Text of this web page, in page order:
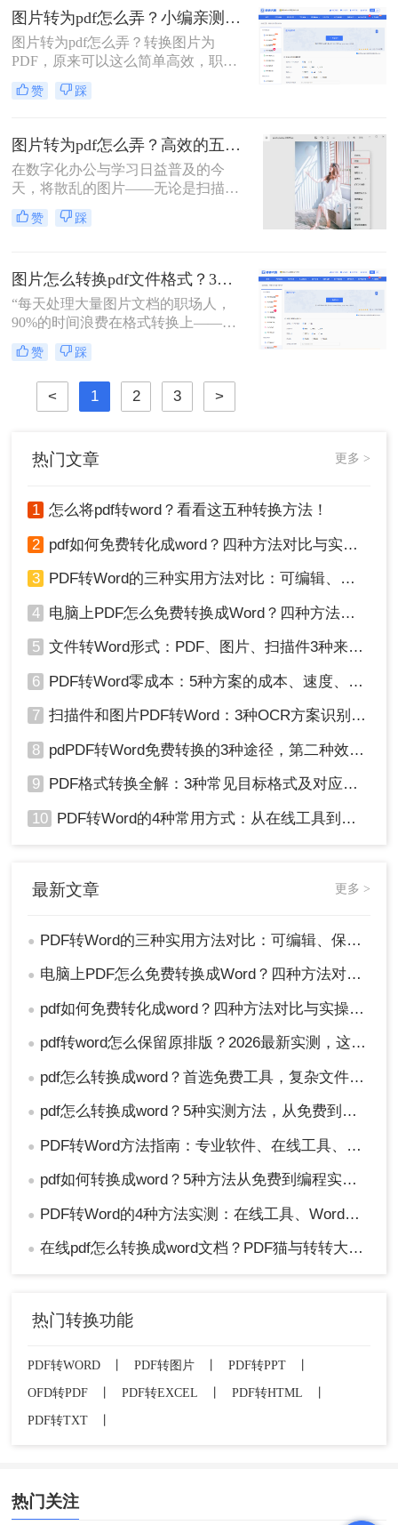
全性。那么图片转为pdf怎么弄呢？本
文将介绍三种将图片转换为PDF的方
法。
图片转为pdf怎么弄？小编亲测5种实用方法，告别繁琐操作！
图片转为pdf怎么弄？转换图片为
PDF，原来可以这么简单高效，职场
效率提升从此触手可及！“一张图片
秒变PDF文档？是的，你没听错！”作
主，小编深知职场办公人群对高效转
换工具的渴求，今天就分享超实用方
法，帮你轻松解决图片转pdf难题。
赞 踩
图片转为pdf怎么弄？高效的五大方法详解！
在数字化办公与学习日益普及的今
天，将散乱的图片——无论是扫描的
文档、手机拍摄的笔记，还是珍贵的
照片——整合成一个统一的PDF文
定、易于传输和打印的优点，成为了
文档分发的标准格式。然而，面对网
络上琳琅满目的工具和方法，许多人
弄呢？
赞 踩
图片怎么转换pdf文件格式？3种高效方法全解析，职场人必备技能！
“每天处理大量图片文档的职场人，
90%的时间浪费在格式转换上——这
不是技术问题，而是方法误区。” 作
为深耕办公软件测评多年的博主，小
编发现许多用户仍在用截图拼接的原
始方式处理图片转PDF需求。那么图
片怎么转换pdf文件格式呢？本文将揭
据帮你突破效率瓶颈。
赞 踩
< 1 2 3 >
热门文章 更多 >
1 怎么将pdf转word？看看这五种转换方法！
2 pdf如何免费转化成word？四种方法对比与实操指南（附详细表格）
3 PDF转Word的三种实用方法对比：可编辑、保格式、避风险！
4 电脑上PDF怎么免费转换成Word？四种方法对比与实操指南（附详细表格）!
5 文件转Word形式：PDF、图片、扫描件3种来源分别怎么处理！
6 PDF转Word零成本：5种方案的成本、速度、精度对比！
7 扫描件和图片PDF转Word：3种OCR方案识别率实测！
8 pdPDF转Word免费转换的3种途径，第二种效率最高！
9 PDF格式转换全解：3种常见目标格式及对应操作方法！
10 PDF转Word的4种常用方式：从在线工具到桌面软件全梳理！
最新文章 更多 >
● PDF转Word的三种实用方法对比：可编辑、保格式、避风险！
● 电脑上PDF怎么免费转换成Word？四种方法对比与实操指南（附详细表格）!
● pdf如何免费转化成word？四种方法对比与实操指南（附详细表格）
● pdf转word怎么保留原排版？2026最新实测，这5种方法从免费到专业全搞定！
● pdf怎么转换成word？首选免费工具，复杂文件再上专业软件！
● pdf怎么转换成word？5种实测方法，从免费到专业全攻略！
● PDF转Word方法指南：专业软件、在线工具、Word内置与改后缀名4种方案对比！
● pdf如何转换成word？5种方法从免费到编程实测对比！
● PDF转Word的4种方法实测：在线工具、Word、Adobe与开源软件对比！！
● 在线pdf怎么转换成word文档？PDF猫与转转大师2种在线工具使用指南与功能对比！
热门转换功能
PDF转WORD PDF转图片 PDF转PPT
OFD转PDF
PDF转EXCEL PDF转HTML
PDF转TXT
热门关注